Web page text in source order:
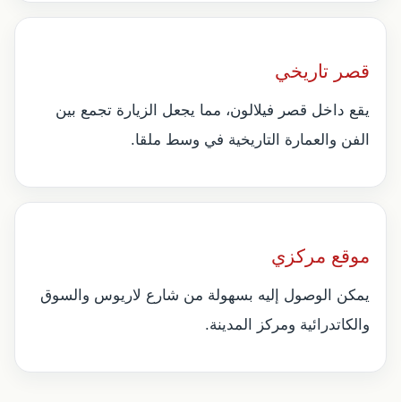
قصر تاريخي
يقع داخل قصر فيلالون، مما يجعل الزيارة تجمع بين
الفن والعمارة التاريخية في وسط ملقا.
موقع مركزي
يمكن الوصول إليه بسهولة من شارع لاريوس والسوق
والكاتدرائية ومركز المدينة.